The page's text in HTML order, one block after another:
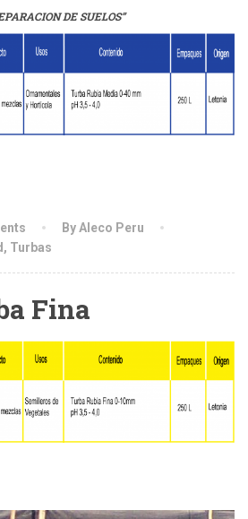
DE SUELOS”
By Aleco Peru
, Turbas
Fina